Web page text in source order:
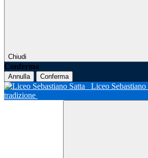
Chiudi
Conferma
Annulla Conferma
Liceo Sebastiano
tradizione